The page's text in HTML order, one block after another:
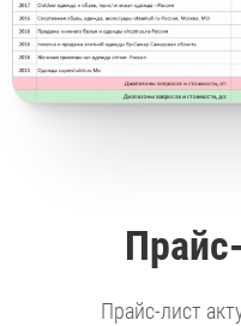
Прайс-лист